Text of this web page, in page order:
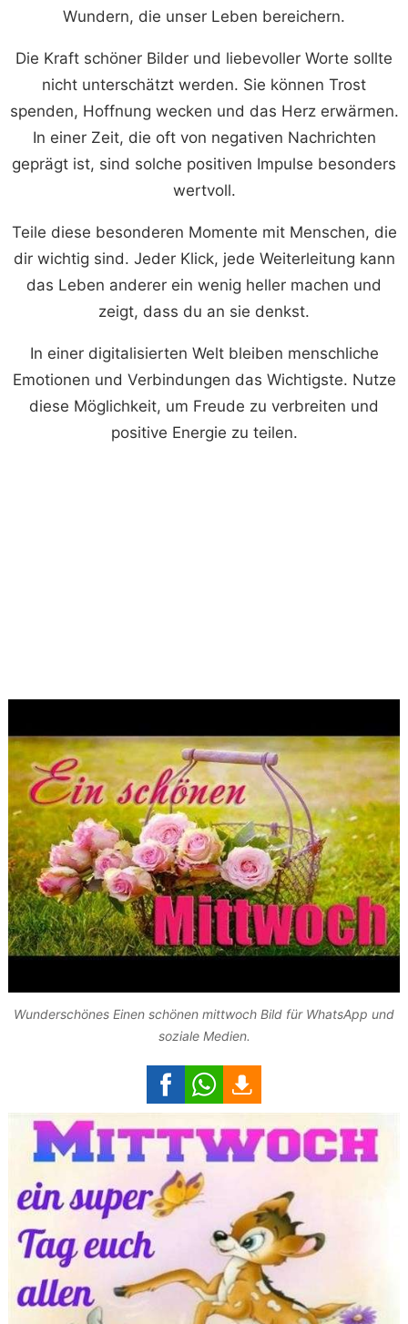
Wundern, die unser Leben bereichern.
Die Kraft schöner Bilder und liebevoller Worte sollte
nicht unterschätzt werden. Sie können Trost
spenden, Hoffnung wecken und das Herz erwärmen.
In einer Zeit, die oft von negativen Nachrichten
geprägt ist, sind solche positiven Impulse besonders
wertvoll.
Teile diese besonderen Momente mit Menschen, die
dir wichtig sind. Jeder Klick, jede Weiterleitung kann
das Leben anderer ein wenig heller machen und
zeigt, dass du an sie denkst.
In einer digitalisierten Welt bleiben menschliche
Emotionen und Verbindungen das Wichtigste. Nutze
diese Möglichkeit, um Freude zu verbreiten und
positive Energie zu teilen.
Wunderschönes Einen schönen mittwoch Bild für WhatsApp und
soziale Medien.